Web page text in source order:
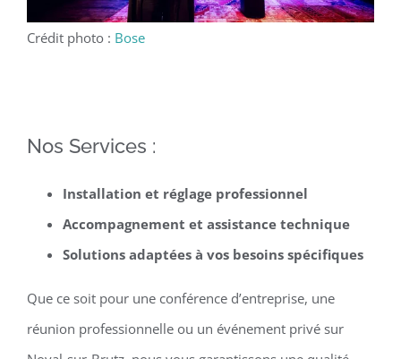
Crédit photo : Bose
Nos Services :
Installation et réglage professionnel
Accompagnement et assistance technique
Solutions adaptées à vos besoins spécifiques
Que ce soit pour une conférence d’entreprise, une
réunion professionnelle ou un événement privé sur